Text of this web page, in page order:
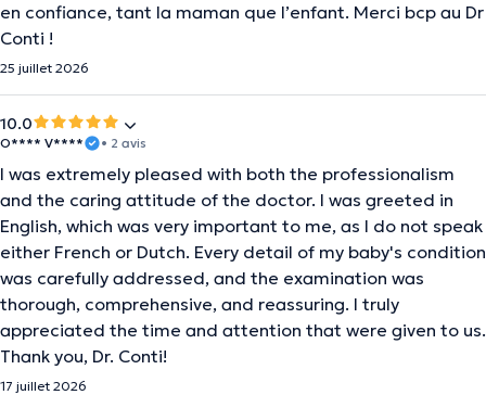
en confiance, tant la maman que l’enfant. Merci bcp au Dr
Conti !
25 juillet 2026
10.0
O**** V**** • 2 avis
I was extremely pleased with both the professionalism
and the caring attitude of the doctor. I was greeted in
English, which was very important to me, as I do not speak
either French or Dutch. Every detail of my baby's condition
was carefully addressed, and the examination was
thorough, comprehensive, and reassuring. I truly
appreciated the time and attention that were given to us.
Thank you, Dr. Conti!
17 juillet 2026